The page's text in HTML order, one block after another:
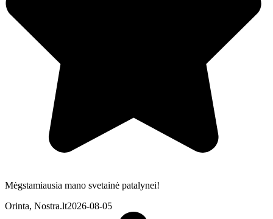
Mėgstamiausia mano svetainė patalynei!
Orinta, Nostra.lt2026-08-05